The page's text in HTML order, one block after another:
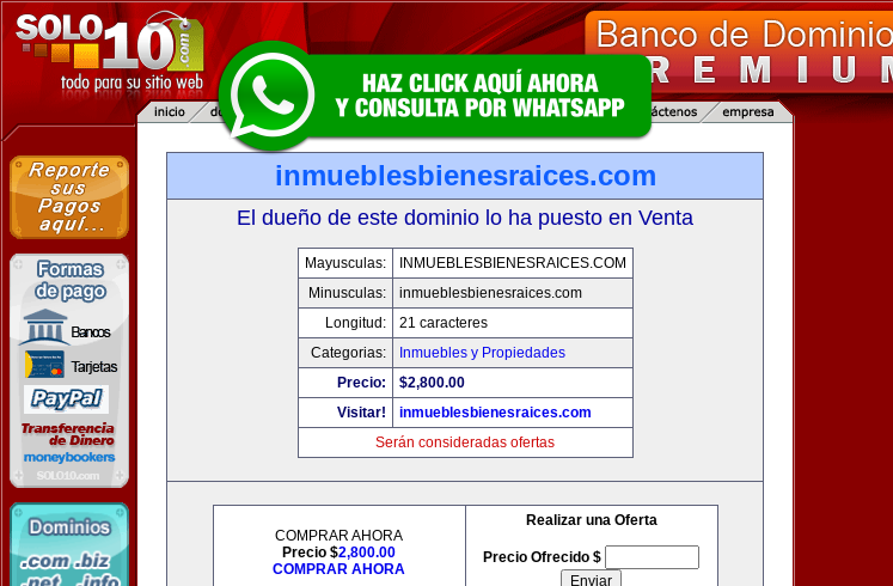
inmueblesbienesraices.com
El dueño de este dominio lo ha puesto en Venta
Mayusculas:
INMUEBLESBIENESRAICES.COM
Minusculas:
inmueblesbienesraices.com
Longitud:
21 caracteres
Categorias:
Inmuebles y Propiedades
Precio:
$2,800.00
Visitar!
inmueblesbienesraices.com
Serán consideradas ofertas
COMPRAR AHORA
Precio $2,800.00
COMPRAR AHORA
Realizar una Oferta
Precio Ofrecido $